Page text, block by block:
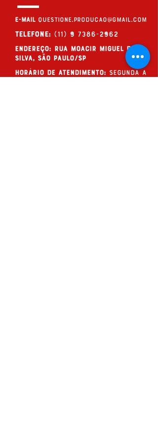
E-MAIL questione.producao@gmail.com
Telefone: (11) 9 7386-2962
endereço: Rua Moacir Miguel da
Silva, São Paulo/SP
Horário de Atendimento: Segunda a